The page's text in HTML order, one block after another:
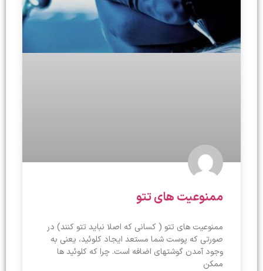
ممنوعیت های تتو
ممنوعیت های تتو ( کسانی که اصلا نباید تتو کنند) در
صورتی که پوست شما مستعد ایجاد کلوئید، یعنی به
وجود آمدن گوشتهای اضافه است. چرا که کلوئید ها
ممکن